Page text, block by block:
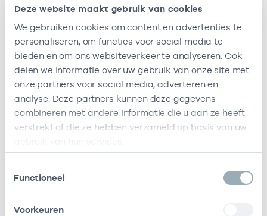
Deze website maakt gebruik van cookies
We gebruiken cookies om content en advertenties te
personaliseren, om functies voor social media te
bieden en om ons websiteverkeer te analyseren. Ook
delen we informatie over uw gebruik van onze site met
onze partners voor social media, adverteren en
analyse. Deze partners kunnen deze gegevens
combineren met andere informatie die u aan ze heeft
verstrekt of die ze hebben verzameld op basis van uw
Functioneel
Voorkeuren
Vektis heeft een nieuwe versie van de
Praktijkspiegel voor huisartsen live gezet. De
nieuwe Praktijkspiegel is gebruiksvriendelijker,
geeft sneller inzicht in zorgkosten en trends
over de jaren heen.
Lees meer